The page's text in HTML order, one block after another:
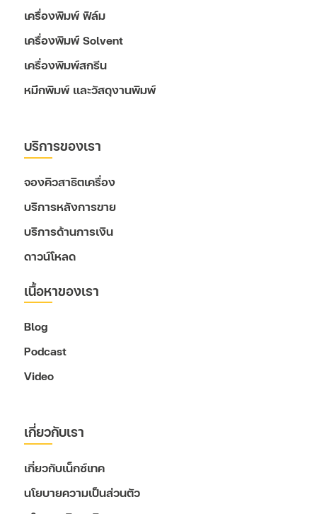
เครื่องพิมพ์ ฟิล์ม
เครื่องพิมพ์ Solvent
เครื่องพิมพ์สกรีน
หมึกพิมพ์ และวัสดุงานพิมพ์
บริการของเรา
จองคิวสาธิตเครื่อง
บริการหลังการขาย
บริการด้านการเงิน
ดาวน์โหลด
เนื้อหาของเรา
Blog
Podcast
Video
เกี่ยวกับเรา
เกี่ยวกับเน็กซ์เทค
นโยบายความเป็นส่วนตัว